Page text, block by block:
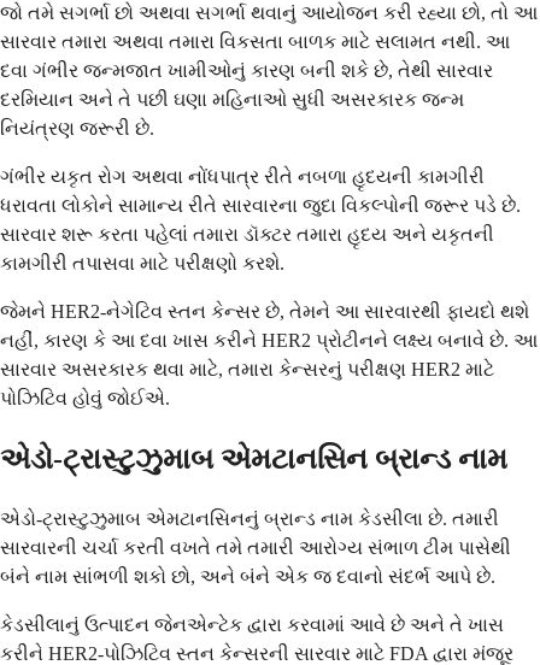
જો તમે સગર્ભા છો અથવા સગર્ભા થવાનું આયોજન કરી રહ્યા છો, તો આ
સારવાર તમારા અથવા તમારા વિકસતા બાળક માટે સલામત નથી. આ
દવા ગંભીર જન્મજાત ખામીઓનું કારણ બની શકે છે, તેથી સારવાર
દરમિયાન અને તે પછી ઘણા મહિનાઓ સુધી અસરકારક જન્મ
નિયંત્રણ જરૂરી છે.
ગંભીર યકૃત રોગ અથવા નોંધપાત્ર રીતે નબળા હૃદયની કામગીરી
ધરાવતા લોકોને સામાન્ય રીતે સારવારના જુદા વિકલ્પોની જરૂર પડે છે.
સારવાર શરૂ કરતા પહેલાં તમારા ડૉક્ટર તમારા હૃદય અને યકૃતની
કામગીરી તપાસવા માટે પરીક્ષણો કરશે.
જેમને HER2-નેગેટિવ સ્તન કેન્સર છે, તેમને આ સારવારથી ફાયદો થશે
નહીં, કારણ કે આ દવા ખાસ કરીને HER2 પ્રોટીનને લક્ષ્ય બનાવે છે. આ
સારવાર અસરકારક થવા માટે, તમારા કેન્સરનું પરીક્ષણ HER2 માટે
પોઝિટિવ હોવું જોઈએ.
એડો-ટ્રાસ્ટુઝુમાબ એમટાનસિન બ્રાન્ડ નામ
એડો-ટ્રાસ્ટુઝુમાબ એમટાનસિનનું બ્રાન્ડ નામ કેડસીલા છે. તમારી
સારવારની ચર્ચા કરતી વખતે તમે તમારી આરોગ્ય સંભાળ ટીમ પાસેથી
બંને નામ સાંભળી શકો છો, અને બંને એક જ દવાનો સંદર્ભ આપે છે.
કેડસીલાનું ઉત્પાદન જેનએન્ટેક દ્વારા કરવામાં આવે છે અને તે ખાસ
કરીને HER2-પોઝિટિવ સ્તન કેન્સરની સારવાર માટે FDA દ્વારા મંજૂર